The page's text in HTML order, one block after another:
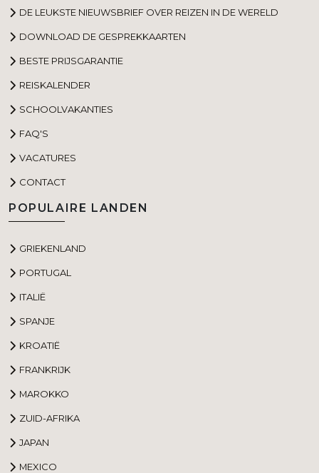
DE LEUKSTE NIEUWSBRIEF OVER REIZEN IN DE WERELD
DOWNLOAD DE GESPREKKAARTEN
BESTE PRIJSGARANTIE
REISKALENDER
SCHOOLVAKANTIES
FAQ'S
VACATURES
CONTACT
POPULAIRE LANDEN
GRIEKENLAND
PORTUGAL
ITALIË
SPANJE
KROATIË
FRANKRIJK
MAROKKO
ZUID-AFRIKA
JAPAN
MEXICO